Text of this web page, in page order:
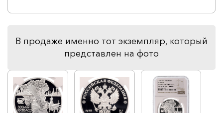
В продаже именно тот экземпляр, который
представлен на фото